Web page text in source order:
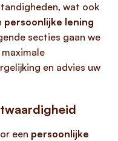
wat ook
persoonlijke lening
secties gaan we
en advies uw
een persoonlijke